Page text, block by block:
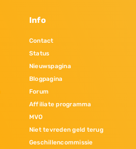
Info
Contact
Status
Nieuwspagina
Blogpagina
Forum
Affiliate programma
MVO
Niet tevreden geld terug
Geschillencommissie